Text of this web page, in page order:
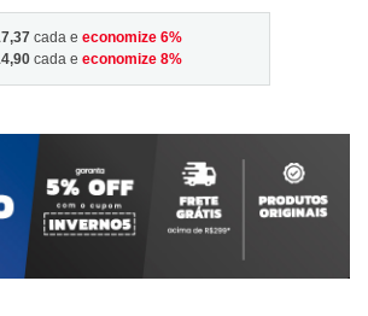
cada e economize 6%
cada e economize 8%